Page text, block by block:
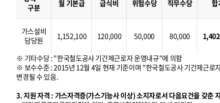
구분
월 기본급 급식비 위험수당 직무수당 합
가스설비
담당원
1,152,100 120,000 50,000 80,000
※ 기타수당 : "한국철도공사 기간제근로자 운영내규"에 의함
※ 보수수준 : 2015년 12월 4일 현재 기준이며 "한국철도공사 기간제근로
변경될 수 있음.
3. 지원 자격 : 가스자격증(가스기능사 이상) 소지자로서 다음요건을 갖춘